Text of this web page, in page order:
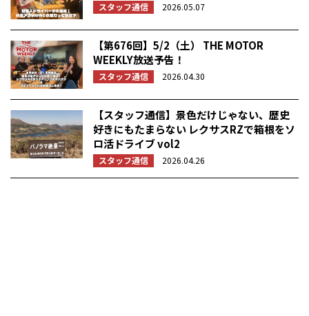
スタッフ通信 2026.05.07
【第676回】5/2（土） THE MOTOR
WEEKLY放送予告！
スタッフ通信 2026.04.30
【スタッフ通信】景色だけじゃない、歴史
好きにもたまらない レクサスRZで箱根をソ
ロ活ドライブ vol2
スタッフ通信 2026.04.26